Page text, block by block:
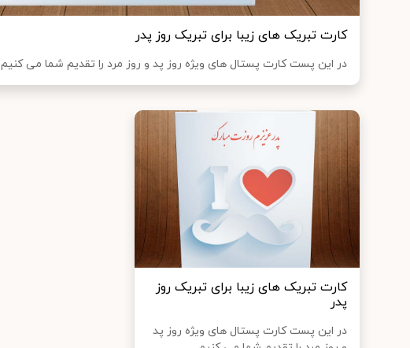
کارت تبریک های زیبا برای تبریک روز پدر
در این پست کارت پستال های ویژه روز پد و روز مرد را تقدیم شما می کنیم
کارت تبریک های زیبا برای تبریک روز
پدر
در این پست کارت پستال های ویژه روز پد